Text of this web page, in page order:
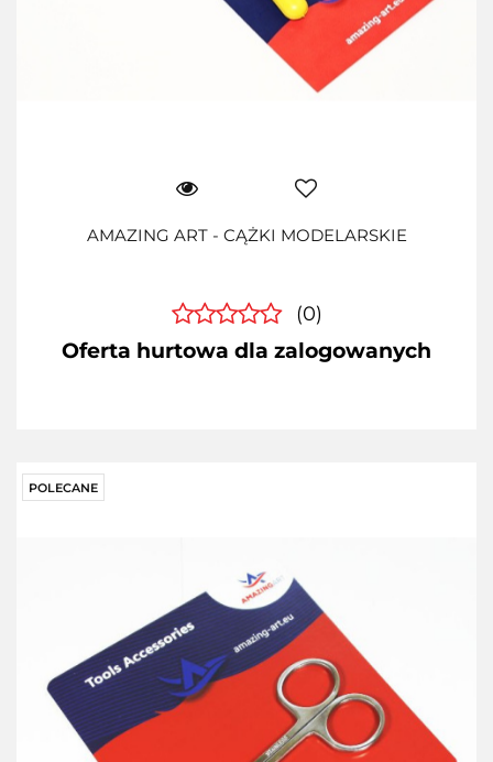
AMAZING ART - CĄŻKI MODELARSKIE
(0)
Oferta hurtowa dla zalogowanych
POLECANE